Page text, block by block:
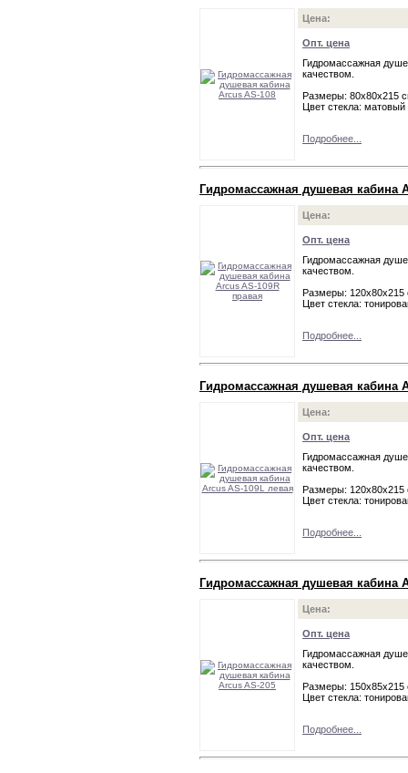
Цена:
Опт. цена
Гидромассажная
качеством.
Размеры: 80х80х215
Цвет стекла: матовый
Подробнее...
Гидромассажная душевая кабина
Цена:
Опт. цена
Гидромассажная
качеством.
Размеры: 120х80х215
Цвет стекла:
Подробнее...
Гидромассажная душевая кабина
Цена:
Опт. цена
Гидромассажная
качеством.
Размеры: 120х80х215
Цвет стекла:
Подробнее...
Гидромассажная душевая кабина
Цена:
Опт. цена
Гидромассажная
качеством.
Размеры: 150х85х215
Цвет стекла:
Подробнее...